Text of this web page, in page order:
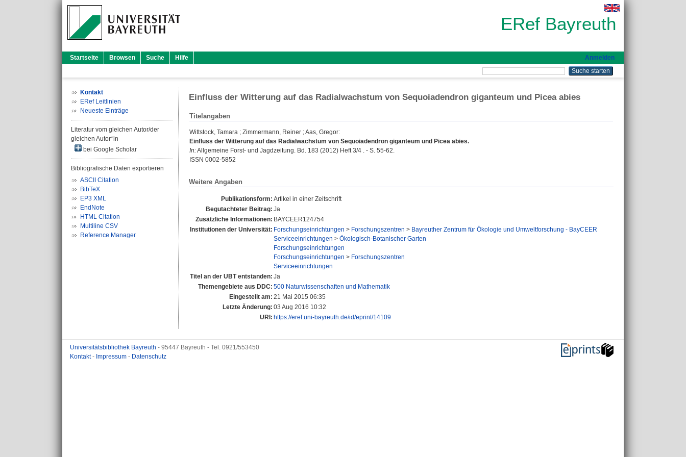
ERef Bayreuth
Startseite Browsen Suche Hilfe Anmelden
Kontakt
ERef Leitlinien
Neueste Einträge
Literatur vom gleichen Autor/der
gleichen Autor*in
bei Google Scholar
Bibliografische Daten exportieren
ASCII Citation
BibTeX
EP3 XML
EndNote
HTML Citation
Multiline CSV
Reference Manager
Einfluss der Witterung auf das Radialwachstum von Sequoiadendron giganteum und Picea abies
Titelangaben
Wittstock, Tamara ; Zimmermann, Reiner ;Aas, Gregor:
Einfluss der Witterung auf das Radialwachstum von Sequoiadendron giganteum und Picea abies.
In:Allgemeine Forst- und Jagdzeitung. Bd. 183 (2012) Heft 3/4 . - S. 55-62.
ISSN 0002-5852
Weitere Angaben
Publikationsform: Artikel in einer Zeitschrift
Begutachteter Beitrag: Ja
Zusätzliche Informationen: BAYCEER124754
Institutionen der Universität: Forschungseinrichtungen > Forschungszentren > Bayreuther Zentrum für Ökologie und Umweltforschung - BayCEER
Serviceeinrichtungen > Ökologisch-Botanischer Garten
Forschungseinrichtungen
Forschungseinrichtungen > Forschungszentren
Serviceeinrichtungen
Titel an der UBT entstanden: Ja
Themengebiete aus DDC: 500 Naturwissenschaften und Mathematik
Eingestellt am: 21 Mai 2015 06:35
Letzte Änderung: 03 Aug 2016 10:32
URI: https://eref.uni-bayreuth.de/id/eprint/14109
Universitätsbibliothek Bayreuth - 95447 Bayreuth - Tel. 0921/553450
Kontakt- Impressum - Datenschutz